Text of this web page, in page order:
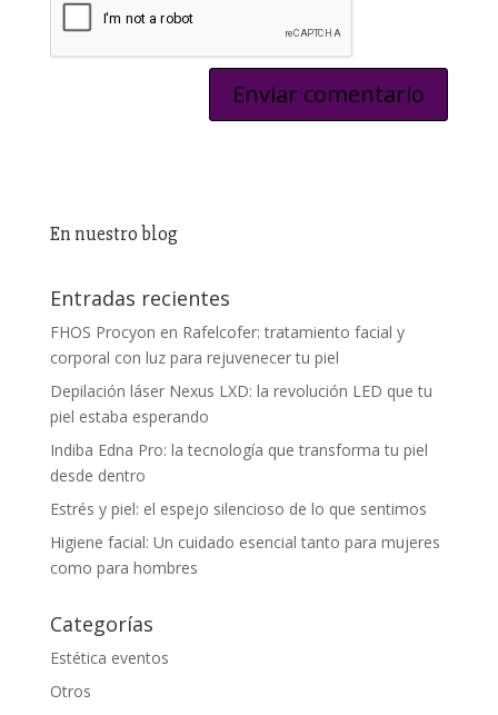
En nuestro blog
Entradas recientes
FHOS Procyon en Rafelcofer: tratamiento facial y
corporal con luz para rejuvenecer tu piel
Depilación láser Nexus LXD: la revolución LED que tu
piel estaba esperando
Indiba Edna Pro: la tecnología que transforma tu piel
desde dentro
Estrés y piel: el espejo silencioso de lo que sentimos
Higiene facial: Un cuidado esencial tanto para mujeres
como para hombres
Categorías
Estética eventos
Otros